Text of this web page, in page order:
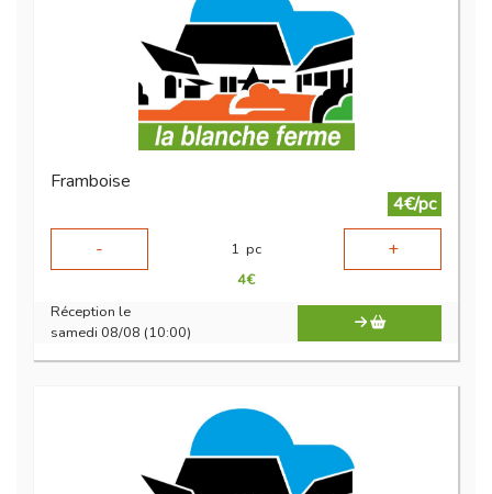
Framboise
4€/pc
-
1 pc +
4€
Réception le
samedi 08/08 (10:00)